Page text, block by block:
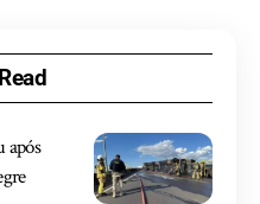
após